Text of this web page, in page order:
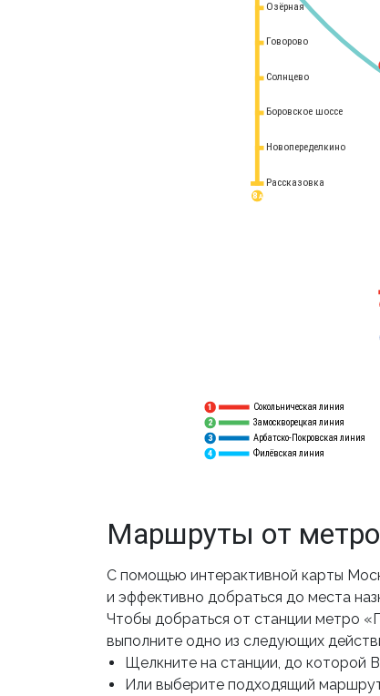
Сокольническая линия
Замоскворецкая линия
Арбатско-Покровская линия
Филёвская линия
1
2
3
4
8 А
Рассказовка
Новопеределкино
Боровское шоссе
Солнцево
Говорово
Озёрная
Маршруты от
С помощью интерактивной карты
и эффективно добраться до места
Чтобы добраться от станции метро
выполните одно из следующих
Щелкните на станции, до которой
Или выберите подходящий